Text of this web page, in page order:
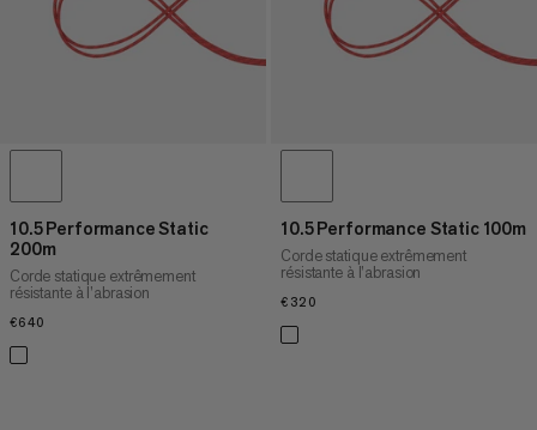
NOUVEAUTÉS
10.5 Performance Static
200m
Corde statique extrêmement
résistante à l’abrasion
€640
10.5 Performance Static 100m
Corde statique extrêmement
résistante à l’abrasion
€320